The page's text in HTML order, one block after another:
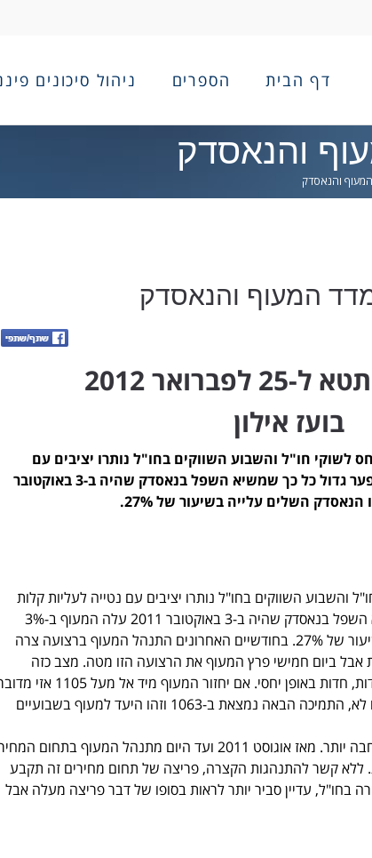
דף הבית הספרים ניהול סיכונים
והנאסדק
והנאסדק
המעוף והנאסדק
2012
בועז אילון
לשוקי חו"ל והשבוע השווקים בחו"ל נותרו יציבים עם
נטייה לעליות קלות והמעוף ירד. הפער גדול כל כך שמשיא השפל בנאסדק שהיה ב-3 באוקטובר
והשבוע השווקים בחו"ל נותרו יציבים עם נטייה לעליות קלות
והמעוף ירד. הפער גדול כל כך שמשיא השפל בנאסדק שהיה ב-3 באוקטובר 2011 עלה המעוף ב-3%
בלבד ואילו הנאסדק השלים עלייה בשיעור של 27%. בחודשיים האחרונים התנהל המעוף ברצועה צרה
ללא חריגות אבל ביום חמישי פרץ המעוף את הרצועה הזו מטה. מצב כזה
מגדיל מאוד את הסיכויים לכמה ימי ירידות, חדות באופן יחסי. אם יחזור המעוף מיד אל מעל
בהפרעה בלבד ובפריצת שווא אבל אם לא, התמיכה הבאה נמצאת ב-1063 וזהו היעד למעוף בשבועיים
המעוף נמצא בעצם ברצועת מסחר רחבה יותר. מאז אוגוסט 2011 ועד היום מתנהל המעוף בתחום
חריגות. ללא קשר להתנהגות הקצרה, פריצה של תחום מחירים זה תקבע
בחו"ל, עדיין סביר יותר לראות בסופו של דבר פריצה מעלה אבל